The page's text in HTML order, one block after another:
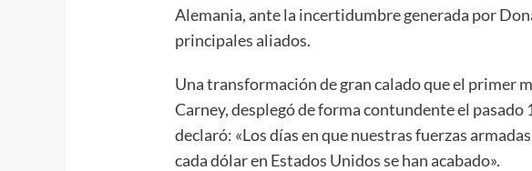
Alemania, ante la incertidumbre generada por
principales aliados.
Una transformación de gran calado que el primer
Carney, desplegó de forma contundente el pasado
declaró: «Los días en que nuestras fuerzas
cada dólar en Estados Unidos se han acabado».